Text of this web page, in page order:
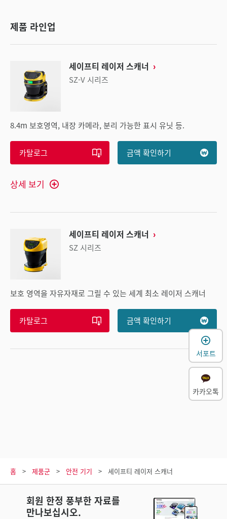
제품 라인업
세이프티 레이저 스캐너
SZ-V 시리즈
8.4m 보호영역, 내장 카메라, 분리 가능한 표시 유닛 등.
카탈로그 금액 확인하기
상세 보기
세이프티 레이저 스캐너
SZ 시리즈
보호 영역을 자유자재로 그릴 수 있는 세계 최소 레이저 스캐너
카탈로그 금액 확인하기
홈 제품군 안전 기기 세이프티 레이저 스캐너
회원 한정 풍부한 자료를
만나보십시오.
서포트
카카오톡